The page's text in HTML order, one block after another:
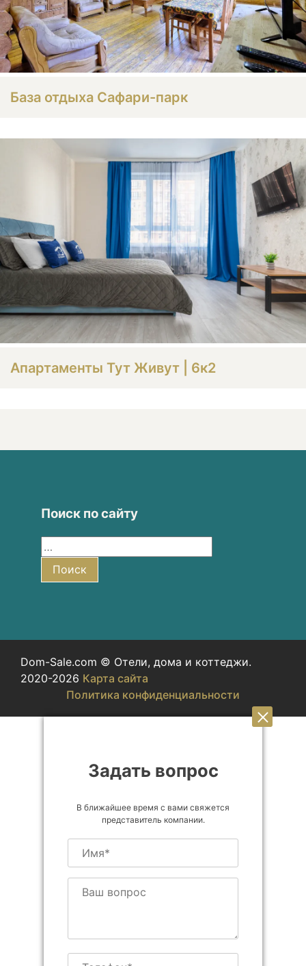
База отдыха Сафари-парк
Апартаменты Тут Живут | 6к2
Поиск по сайту
Поиск
Dom-Sale.com © Отели, дома и коттеджи.
2020-2026 Карта сайта
Политика конфиденциальности
Задать вопрос
В ближайшее время с вами свяжется
представитель компании.